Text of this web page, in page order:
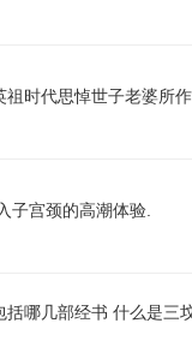
祖时代思悼世子老婆所作
子宫颈的高潮体验.
括哪几部经书 什么是三